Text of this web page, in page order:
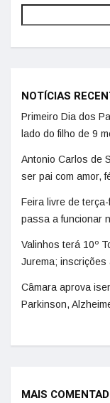
NOTÍCIAS
Primeiro Dia dos
lado do filho de 9
Antonio Carlos de
ser pai com amor,
Feira livre de
passa a funcionar
Valinhos terá 10º
Jurema; inscrições
Câmara aprova
Parkinson,
MAIS